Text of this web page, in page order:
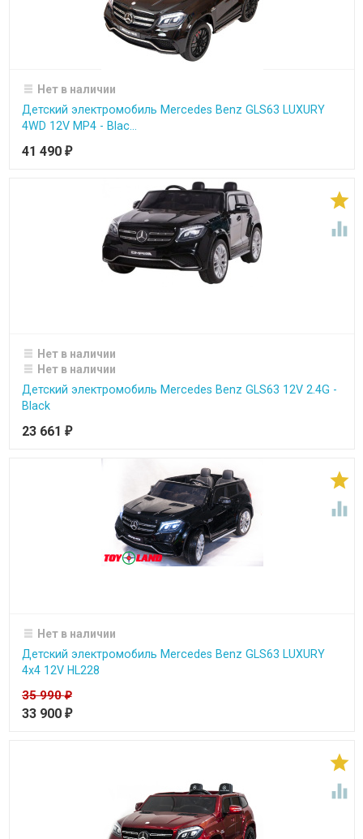
Нет в наличии
Детский электромобиль Mercedes Benz GLS63 LUXURY
4WD 12V MP4 - Blac...
41 490 ₽


Нет в наличии
Нет в наличии
Детский электромобиль Mercedes Benz GLS63 12V 2.4G -
Black
23 661 ₽


Нет в наличии
Детский электромобиль Mercedes Benz GLS63 LUXURY
4x4 12V HL228
35 990₽
33 900 ₽

